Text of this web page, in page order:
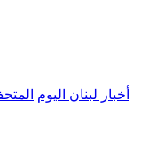
أخبار لبنان اليوم